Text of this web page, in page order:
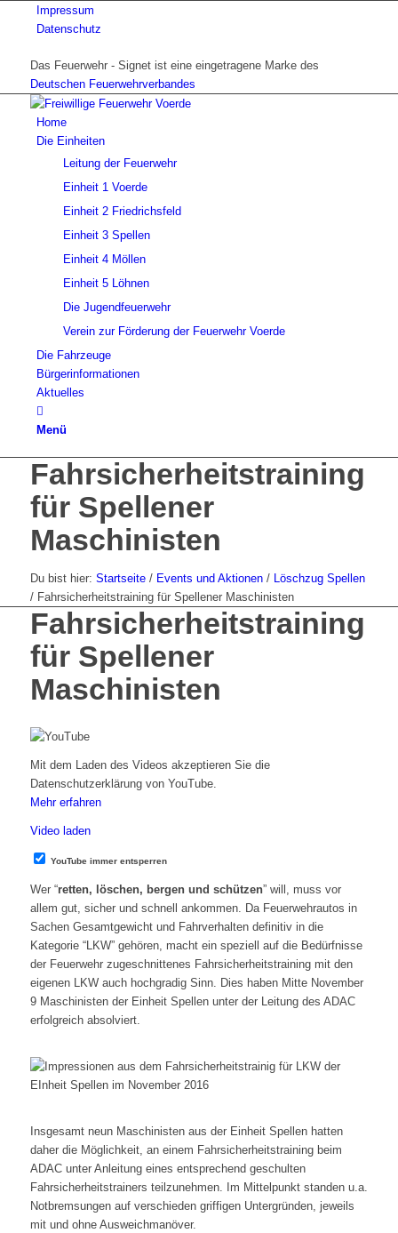
Impressum
Datenschutz
Das Feuerwehr - Signet ist eine eingetragene Marke des
Deutschen Feuerwehrverbandes
Home
Die Einheiten
Leitung der Feuerwehr
Einheit 1 Voerde
Einheit 2 Friedrichsfeld
Einheit 3 Spellen
Einheit 4 Möllen
Einheit 5 Löhnen
Die Jugendfeuerwehr
Verein zur Förderung der Feuerwehr Voerde
Die Fahrzeuge
Bürgerinformationen
Aktuelles
Menü
Fahrsicherheitstraining
für Spellener
Maschinisten
Du bist hier: Startseite / Events und Aktionen / Löschzug Spellen
/ Fahrsicherheitstraining für Spellener Maschinisten
Fahrsicherheitstraining
für Spellener
Maschinisten
Mit dem Laden des Videos akzeptieren Sie die
Datenschutzerklärung von YouTube.
Mehr erfahren
Video laden
YouTube immer entsperren
Wer “retten, löschen, bergen und schützen” will, muss vor
allem gut, sicher und schnell ankommen. Da Feuerwehrautos in
Sachen Gesamtgewicht und Fahrverhalten definitiv in die
Kategorie “LKW” gehören, macht ein speziell auf die Bedürfnisse
der Feuerwehr zugeschnittenes Fahrsicherheitstraining mit den
eigenen LKW auch hochgradig Sinn. Dies haben Mitte November
9 Maschinisten der Einheit Spellen unter der Leitung des ADAC
erfolgreich absolviert.
Insgesamt neun Maschinisten aus der Einheit Spellen hatten
daher die Möglichkeit, an einem Fahrsicherheitstraining beim
ADAC unter Anleitung eines entsprechend geschulten
Fahrsicherheitstrainers teilzunehmen. Im Mittelpunkt standen u.a.
Notbremsungen auf verschieden griffigen Untergründen, jeweils
mit und ohne Ausweichmanöver.